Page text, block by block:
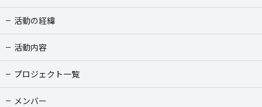
活動の経緯
活動内容
プロジェクト一覧
メンバー